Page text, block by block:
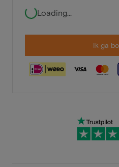
Loading...
Ik ga